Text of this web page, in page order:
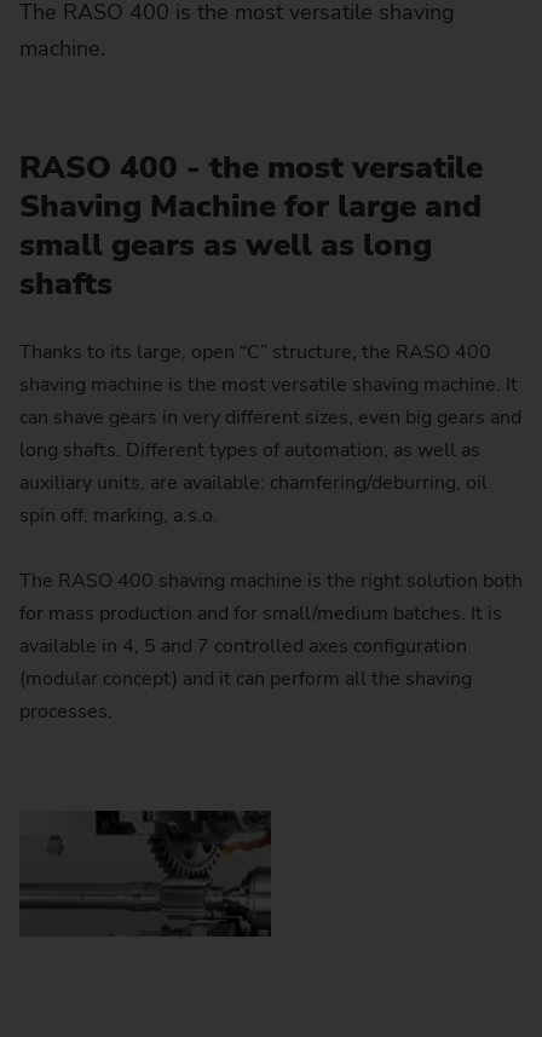
The RASO 400 is the most versatile shaving
machine.
RASO 400 - the most versatile
Shaving Machine for large and
small gears as well as long
shafts
Thanks to its large, open “C” structure, the RASO 400
shaving machine is the most versatile shaving machine. It
can shave gears in very different sizes, even big gears and
long shafts. Different types of automation, as well as
auxiliary units, are available: chamfering/deburring, oil
spin off, marking, a.s.o.
The RASO 400 shaving machine is the right solution both
for mass production and for small/medium batches. It is
available in 4, 5 and 7 controlled axes configuration
(modular concept) and it can perform all the shaving
processes.